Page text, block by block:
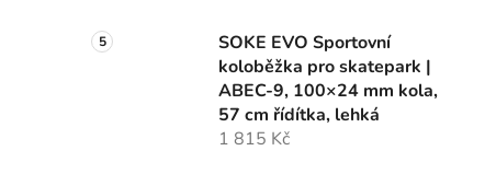
SOKE EVO Sportovní
koloběžka pro skatepark |
ABEC-9, 100×24 mm kola,
57 cm řídítka, lehká
1 815 Kč